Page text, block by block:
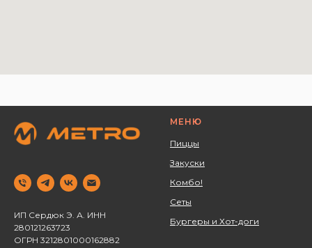
ИП Сердюк Э. А. ИНН
280121263723 ‌
ОГРН 3212801000162882
МЕНЮ
Пиццы
Закуски
Комбо!
Сеты
Бургеры и Хот-доги